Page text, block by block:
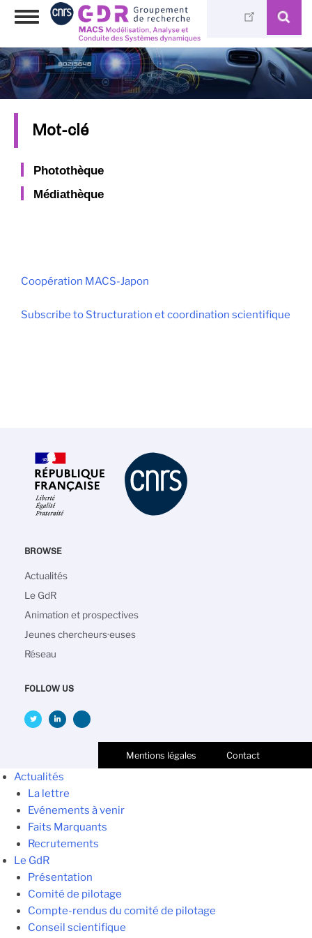
Skip
content
Toggle
Mot-clé
Photothèque
Médiathèque
Coopération MACS-Japon
Subscribe to Structuration et coordination scientifique
BROWSE
Main
navigation
Actualités
Le GdR
Animation et prospectives
Jeunes chercheurs·euses
Réseau
FOLLOW US
Mentions légales Contact
Actualités
La lettre
Evénements à venir
Faits Marquants
Recrutements
Le GdR
Présentation
Comité de pilotage
Compte-rendus du comité de pilotage
Conseil scientifique